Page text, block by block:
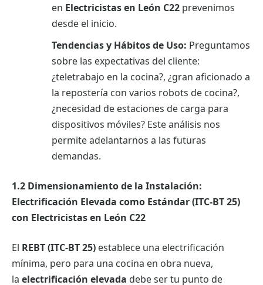
en Electricistas en León C22 prevenimos
desde el inicio.
Tendencias y Hábitos de Uso: Preguntamos
sobre las expectativas del cliente:
¿teletrabajo en la cocina?, ¿gran aficionado a
la repostería con varios robots de cocina?,
¿necesidad de estaciones de carga para
dispositivos móviles? Este análisis nos
permite adelantarnos a las futuras
demandas.
1.2 Dimensionamiento de la Instalación:
Electrificación Elevada como Estándar (ITC-BT 25)
con Electricistas en León C22
El REBT (ITC-BT 25) establece una electrificación
mínima, pero para una cocina en obra nueva,
la electrificación elevada debe ser tu punto de